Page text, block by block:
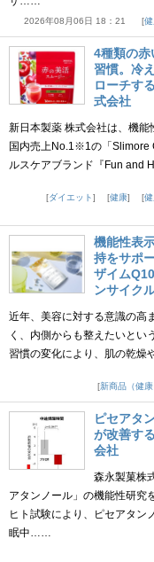
2026年08月06日 18：21
4種類の赤
習慣。冷
ローチす
式会社
新日本製薬 株式会社は、機
国内売上No.1※1の「Slimore
ルスケアブランド『Fun and
ダイエット
健康
機能性表
持をサポ
ザイム
ンサイク
近年、美容に対する意識の高
く、内側からも整えたいとい
習慣の変化により、肌の乾
新商品（健康
ピセアタ
が改善す
会社
森永製菓株
アタンノール」の機能性研究
ヒト試験により、ピセアタン
眠中……